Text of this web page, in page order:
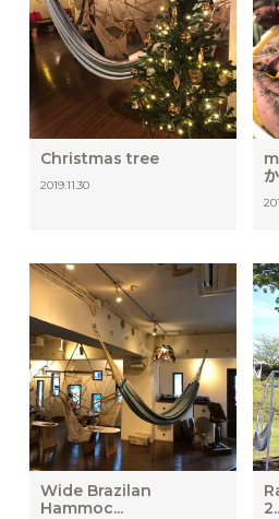
Christmas tree
2019.11.30
Wide Brazilan
Hammoc...